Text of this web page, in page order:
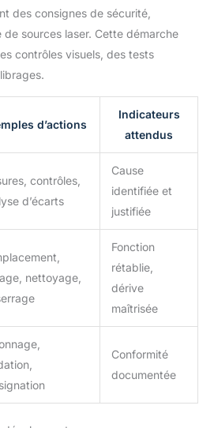
des consignes de sécurité,
sources laser. Cette démarche
contrôles visuels, des tests
d’actions
Indicateurs
attendus
contrôles,
d’écarts
Cause
identifiée et
justifiée
nettoyage,
Fonction
rétablie,
dérive
maîtrisée
Conformité
documentée